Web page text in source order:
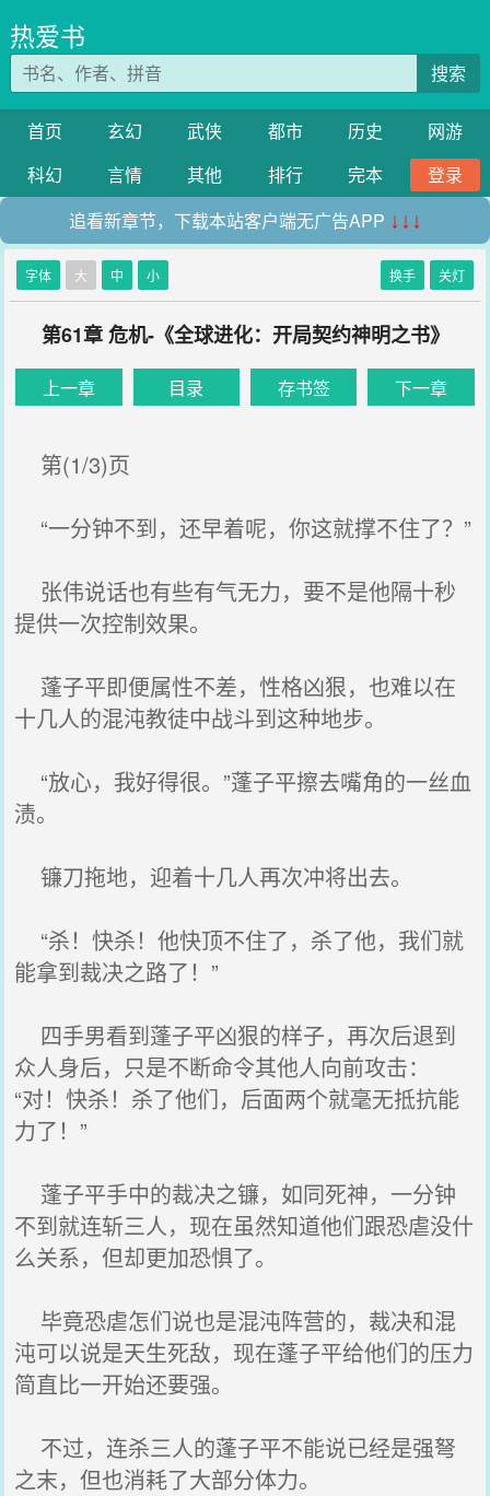
热爱书
搜索
首页 玄幻 武侠 都市 历史
网游
科幻
言情 其他 排行 完本
登录
追看新章节，下载本站客户端无广告APP ↓↓↓
字体 大 中 小 换手 关灯
第61章 危机-《全球进化：开局契约神明之书》
上一章 目录 存书签 下一章
第(1/3)页
“一分钟不到，还早着呢，你这就撑不住了？”
张伟说话也有些有气无力，要不是他隔十秒
提供一次控制效果。
蓬子平即便属性不差，性格凶狠，也难以在
十几人的混沌教徒中战斗到这种地步。
“放心，我好得很。”蓬子平擦去嘴角的一丝血
渍。
镰刀拖地，迎着十几人再次冲将出去。
“杀！快杀！他快顶不住了，杀了他，我们就
能拿到裁决之路了！”
四手男看到蓬子平凶狠的样子，再次后退到
众人身后，只是不断命令其他人向前攻击：
“对！快杀！杀了他们，后面两个就毫无抵抗能
力了！”
蓬子平手中的裁决之镰，如同死神，一分钟
不到就连斩三人，现在虽然知道他们跟恐虐没什
么关系，但却更加恐惧了。
毕竟恐虐怎们说也是混沌阵营的，裁决和混
沌可以说是天生死敌，现在蓬子平给他们的压力
简直比一开始还要强。
不过，连杀三人的蓬子平不能说已经是强弩
之末，但也消耗了大部分体力。